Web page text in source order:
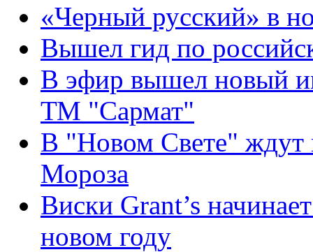
«Черный русский» в
Вышел гид по
В эфир вышел новый
ТМ "Сармат"
В "Новом Свете" ждут
Мороза
Виски Grant’s
новом году